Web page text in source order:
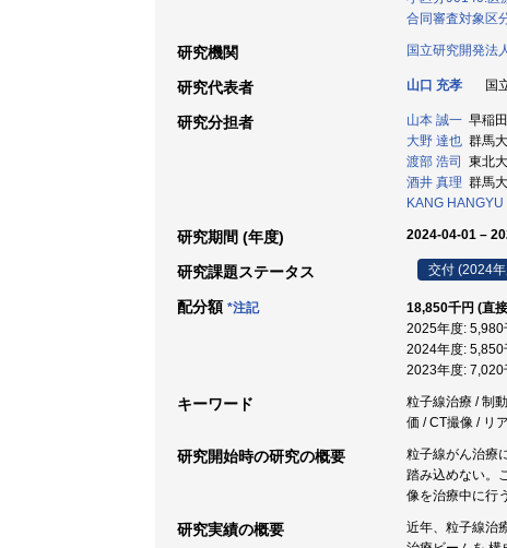
合同審査対象区
研究機関 国立研究開発法
研究代表者 山口 充孝 国
研究分担者 山本 誠一 早稲
大野 達也 群馬
渡部 浩司
東北
酒井 真理 群馬
KANG HANGYU
研究期間 (年度) 2024-04-01 –
研究課題ステータス 交付 (2024
配分額 *注記
18,850千円 (直
2025年度: 5,980
2024年度: 5,850
2023年度: 7,020
キーワード
粒子線治療 / 制
価 / CT撮像 / リ
研究開始時の研究の概要
粒子線がん治療
踏み込めない。
像を治療中に行
研究実績の概要
近年、粒子線治